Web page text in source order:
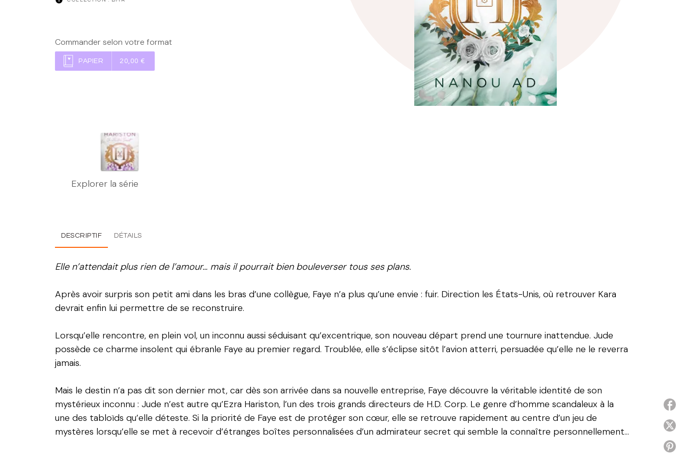
Commander selon votre format
PAPIER 20,00 €
Explorer la série
DESCRIPTIF DÉTAILS
Elle n’attendait plus rien de l’amour… mais il pourrait bien bouleverser tous ses plans.
Après avoir surpris son petit ami dans les bras d’une collègue, Faye n’a plus qu’une envie : fuir. Direction les États-Unis, où retrouver Kara
devrait enfin lui permettre de se reconstruire.
Lorsqu’elle rencontre, en plein vol, un inconnu aussi séduisant qu’excentrique, son nouveau départ prend une tournure inattendue. Jude
possède ce charme insolent qui ébranle Faye au premier regard. Troublée, elle s’éclipse sitôt l’avion atterri, persuadée qu’elle ne le reverra
jamais.
Mais le destin n’a pas dit son dernier mot, car dès son arrivée dans sa nouvelle entreprise, Faye découvre la véritable identité de son
mystérieux inconnu : Jude n’est autre qu’Ezra Hariston, l’un des trois grands directeurs de H.D. Corp. Le genre d’homme scandaleux à la
une des tabloïds qu’elle déteste. Si la priorité de Faye est de protéger son cœur, elle se retrouve rapidement au centre d’un jeu de
mystères lorsqu’elle se met à recevoir d’étranges boîtes personnalisées d’un admirateur secret qui semble la connaître personnellement…